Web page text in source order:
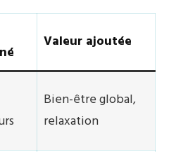
Valeur ajoutée
Bien-être global,
relaxation